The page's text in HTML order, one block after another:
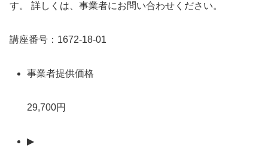
す。 詳しくは、事業者にお問い合わせください。
講座番号：1672-18-01
事業者提供価格
29,700円
▶